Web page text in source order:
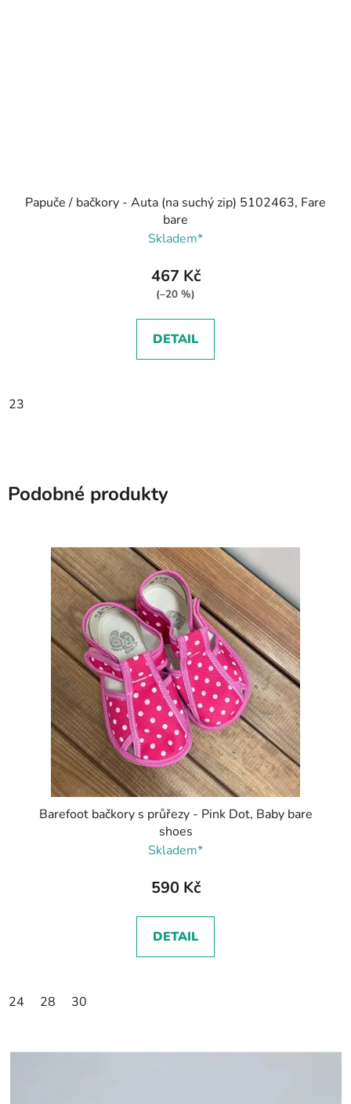
Papuče / bačkory - Auta (na suchý zip) 5102463, Fare
bare
Skladem*
467 Kč
(–20 %)
DETAIL
23
Podobné produkty
Barefoot bačkory s průřezy - Pink Dot, Baby bare
shoes
Skladem*
590 Kč
DETAIL
24 28 30